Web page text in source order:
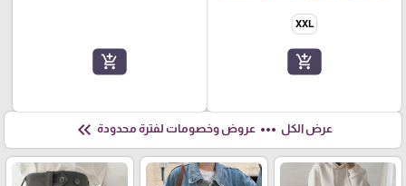
XXL
add_shopping_cart
add_shopping_cart
عرض الكل more_horiz عروض وخصومات لفترة محدودة keyboard_double_arrow_left